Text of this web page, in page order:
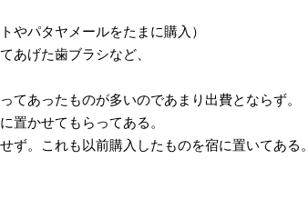
やパタヤメールをたまに購入）
あげた歯ブラシなど、
てあったものが多いのであまり出費とならず。
置かせてもらってある。
ず。これも以前購入したものを宿に置いてある。